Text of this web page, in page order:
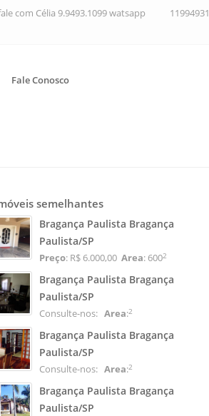
com Célia 9.9493.1099 watsapp
Fale Conosco
semelhantes
Bragança Paulista Bragança
Paulista/SP
Preço: R$ 6.000,00 Area: 6002
Bragança Paulista Bragança
Paulista/SP
Consulte-nos: Area:2
Bragança Paulista Bragança
Paulista/SP
Consulte-nos: Area:2
Bragança Paulista Bragança
Paulista/SP